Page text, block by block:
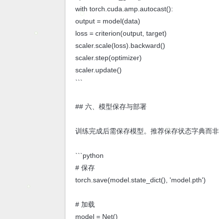
with torch.cuda.amp.autocast():
output = model(data)
loss = criterion(output, target)
scaler.scale(loss).backward()
scaler.step(optimizer)
scaler.update()
```
## 六、模型保存与部署
训练完成后需保存模型。推荐保存状态字典而非
```python
# 保存
torch.save(model.state_dict(), 'model.pth')
# 加载
model = Net()